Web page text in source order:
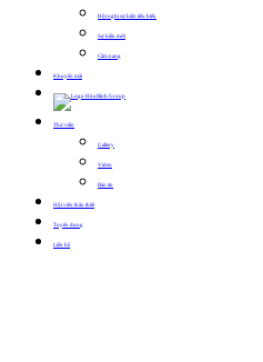
Hội nghị sự kiện tiêu biểu
Sự kiện mới
Cẩm nang
Khuyến mãi
Thư viện
Gallery
Video
Bản tin
Hội viên thân thiết
Tuyển dụng
Liên hệ